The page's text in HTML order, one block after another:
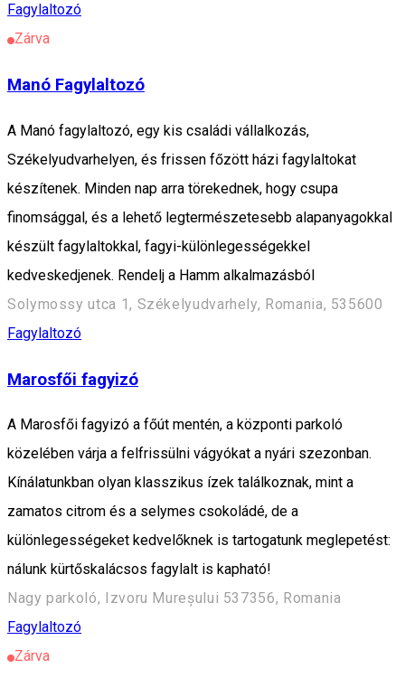
Fagylaltozó
Zárva
Manó Fagylaltozó
A Manó fagylaltozó, egy kis családi vállalkozás,
Székelyudvarhelyen, és frissen főzött házi fagylaltokat
készítenek. Minden nap arra törekednek, hogy csupa
finomsággal, és a lehető legtermészetesebb alapanyagokkal
készült fagylaltokkal, fagyi-különlegességekkel
kedveskedjenek. Rendelj a Hamm alkalmazásból
Solymossy utca 1, Székelyudvarhely, Romania, 535600
Fagylaltozó
Marosfői fagyizó
A Marosfői fagyizó a főút mentén, a központi parkoló
közelében várja a felfrissülni vágyókat a nyári szezonban.
Kínálatunkban olyan klasszikus ízek találkoznak, mint a
zamatos citrom és a selymes csokoládé, de a
különlegességeket kedvelőknek is tartogatunk meglepetést:
nálunk kürtőskalácsos fagylalt is kapható!
Nagy parkoló, Izvoru Mureșului 537356, Romania
Fagylaltozó
Zárva